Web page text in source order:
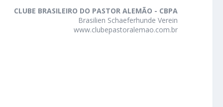
CLUBE BRASILEIRO DO PASTOR ALEMÃO - CBPA
Brasilien Schaeferhunde Verein
www.clubepastoralemao.com.br